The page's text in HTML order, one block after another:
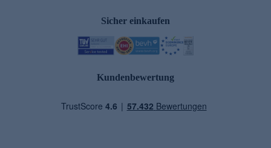
Sicher einkaufen
Kundenbewertung